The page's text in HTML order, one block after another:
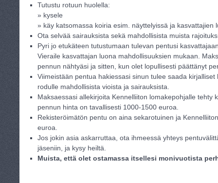
Tutustu rotuun huolella:
» kysele
» käy katsomassa koiria esim. näyttelyissä ja kasvattajien
Ota selvää sairauksista sekä mahdollisista muista
Pyri jo etukäteen tutustumaan tulevan pentusi
Vieraile kasvattajan luona mahdollisuuksien mukaan.
pennun nähtyäsi ja sitten, kun olet lopullisesti päättänyt
Viimeistään pentua hakiessasi sinun tulee saada
rodulle mahdollisista vioista ja sairauksista.
Maksaessasi allekirjoita Kennelliiton lomakepohjalle tehty
pennun hinta on tavallisesti 1000-1500 euroa.
Rekisteröimätön pentu on aina sekarotuinen ja
euroa.
Jos jokin asia askarruttaa, ota ihmeessä yhteys
jäseniin, ja kysy heiltä.
Muista, että olet ostamassa itsellesi monivuotista